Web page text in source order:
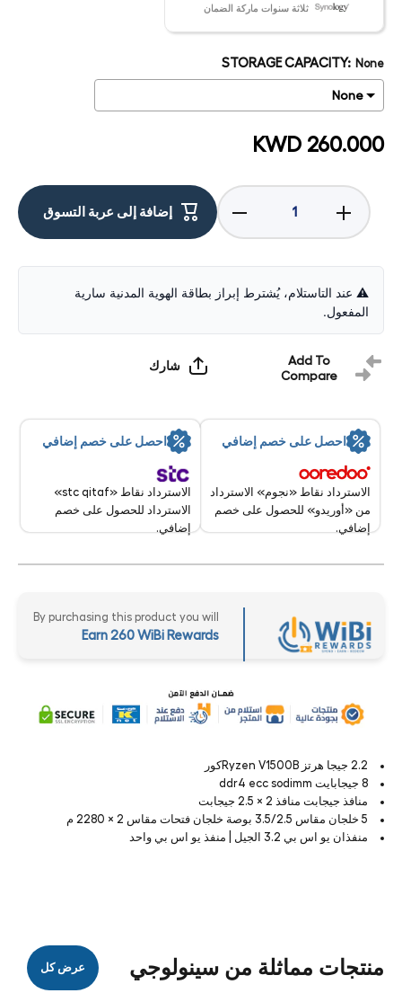
ثلاثة سنوات ماركة الضمان
STORAGE CAPACITY: None
KWD 260.000
تقليل
الكمية لـ
سينولوجي
ستيشن -
NVMe /
خلجان يو
شبكة
زيادة
الكمية لـ
سينولوجي
ستيشن -
NVMe /
اس بي
شبكة
PCIe /
كمبيوتر
إضافة إلى عربة التسوق
⚠️ عند التاستلام، يُشترط إبراز بطاقة الهوية المدنية سارية
المفعول.
Add To
Compare
شارك
احصل على خصم إضافي
الاسترداد نقاط «نجوم» الاسترداد
من «أوريدو» للحصول على خصم
إضافي.
احصل على خصم إضافي
الاسترداد نقاط «stc qitaf»
الاسترداد للحصول على خصم
إضافي.
By purchasing this product you will
Earn 260 WiBi Rewards
2.2 جيجا هرتز Ryzen V1500Bكور
8 جيجابايت ddr4 ecc sodimm
منافذ جيجابت منافذ 2 × 2.5 جيجابت
5 خلجان مقاس 3.5/2.5 بوصة خلجان فتحات مقاس 2 × 2280 م
منفذان يو اس بي 3.2 الجيل | منفذ يو اس بي واحد
منتجات مماثلة من سينولوجي عرض كل